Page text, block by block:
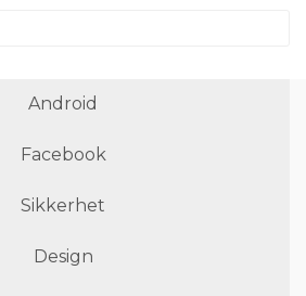
Android
Facebook
Sikkerhet
Design